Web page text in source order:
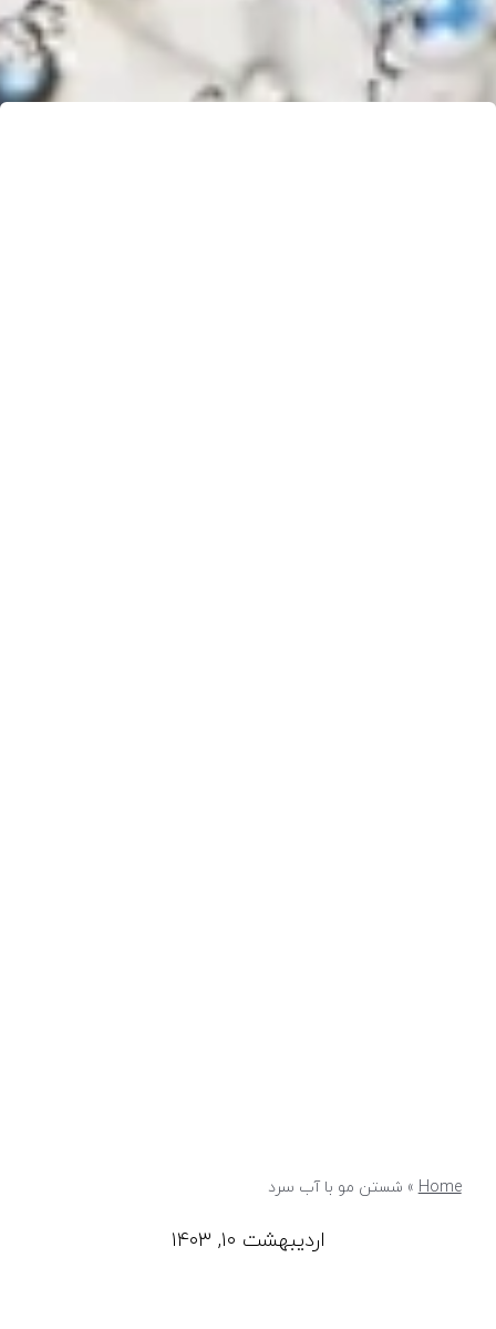
Home
» شستن مو با آب سرد
اردیبهشت ۱۰, ۱۴۰۳